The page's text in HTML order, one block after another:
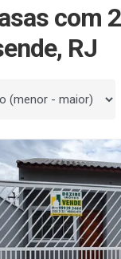
com
RJ
por